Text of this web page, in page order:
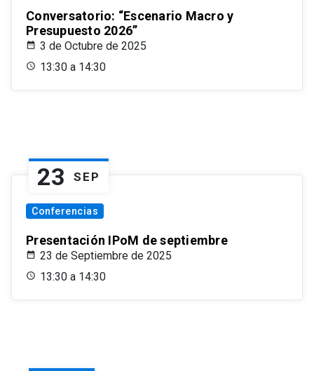
Conversatorio: “Escenario Macro y
Presupuesto 2026”
3 de Octubre de 2025
13:30 a 14:30
23 SEP
Conferencias
Presentación IPoM de septiembre
23 de Septiembre de 2025
13:30 a 14:30